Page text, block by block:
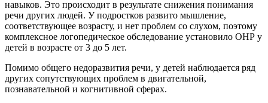
навыков. Это происходит в результате снижения понимания
речи других людей. У подростков развито мышление,
соответствующее возрасту, и нет проблем со слухом, поэтому
комплексное логопедическое обследование установило ОНР у
детей в возрасте от 3 до 5 лет.
Помимо общего недоразвития речи, у детей наблюдается ряд
других сопутствующих проблем в двигательной,
познавательной и когнитивной сферах.